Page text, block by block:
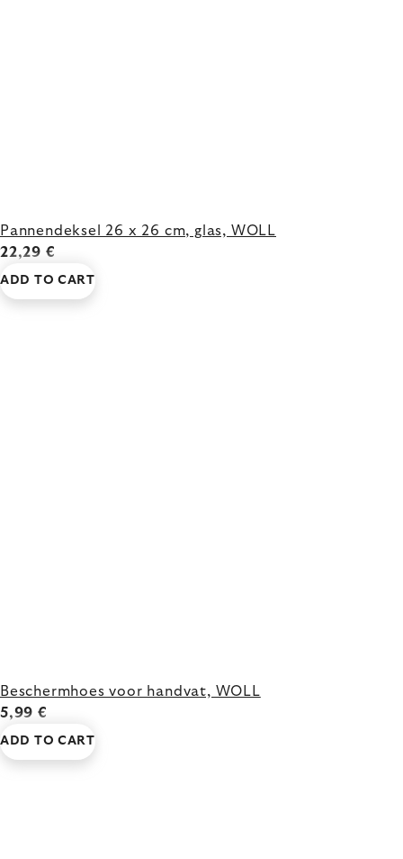
Pannendeksel 26 x 26 cm, glas, WOLL
22,29 €
ADD TO CART
Beschermhoes voor handvat, WOLL
5,99 €
ADD TO CART